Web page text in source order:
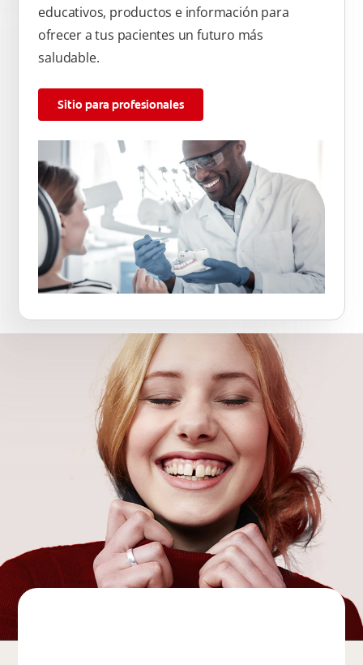
educativos, productos e información para
ofrecer a tus pacientes un futuro más
saludable.
Sitio para profesionales